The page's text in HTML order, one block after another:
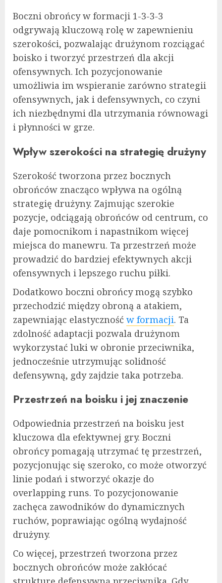
Boczni obrońcy w formacji 1-3-3-3
odgrywają kluczową rolę w zapewnieniu
szerokości, pozwalając drużynom rozciągać
boisko i tworzyć przestrzeń dla akcji
ofensywnych. Ich pozycjonowanie
umożliwia im wspieranie zarówno strategii
ofensywnych, jak i defensywnych, co czyni
ich niezbędnymi dla utrzymania równowagi
i płynności w grze.
Wpływ szerokości na strategię drużyny
Szerokość tworzona przez bocznych
obrońców znacząco wpływa na ogólną
strategię drużyny. Zajmując szerokie
pozycje, odciągają obrońców od centrum, co
daje pomocnikom i napastnikom więcej
miejsca do manewru. Ta przestrzeń może
prowadzić do bardziej efektywnych akcji
ofensywnych i lepszego ruchu piłki.
Dodatkowo boczni obrońcy mogą szybko
przechodzić między obroną a atakiem,
zapewniając elastyczność w formacji. Ta
zdolność adaptacji pozwala drużynom
wykorzystać luki w obronie przeciwnika,
jednocześnie utrzymując solidność
defensywną, gdy zajdzie taka potrzeba.
Przestrzeń na boisku i jej znaczenie
Odpowiednia przestrzeń na boisku jest
kluczowa dla efektywnej gry. Boczni
obrońcy pomagają utrzymać tę przestrzeń,
pozycjonując się szeroko, co może otworzyć
linie podań i stworzyć okazje do
overlapping runs. To pozycjonowanie
zachęca zawodników do dynamicznych
ruchów, poprawiając ogólną wydajność
drużyny.
Co więcej, przestrzeń tworzona przez
bocznych obrońców może zakłócać